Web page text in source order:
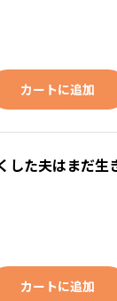
カートに追加
した夫はまだ生
カートに追加